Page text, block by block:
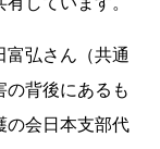
弘さん（共通
背後にあるも
の会日本支部代